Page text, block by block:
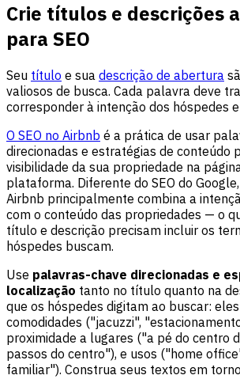
Crie títulos e descrições
para SEO
Seu título e sua descrição de abertura
valiosos de busca. Cada palavra deve
corresponder à intenção dos hóspedes
O SEO no Airbnb é a prática de usar
direcionadas e estratégias de conteúdo
visibilidade da sua propriedade na
plataforma. Diferente do SEO do
Airbnb principalmente combina a
com o conteúdo das propriedades — o
título e descrição precisam incluir os
hóspedes buscam.
Use palavras-chave direcionadas e
localização tanto no título quanto na
que os hóspedes digitam ao buscar:
comodidades ("jacuzzi",
proximidade a lugares ("a pé do centro
passos do centro"), e usos ("home
familiar"). Construa seus textos em